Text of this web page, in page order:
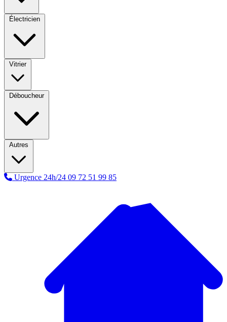
Électricien
Vitrier
Déboucheur
Autres
Urgence 24h/24 09 72 51 99 85